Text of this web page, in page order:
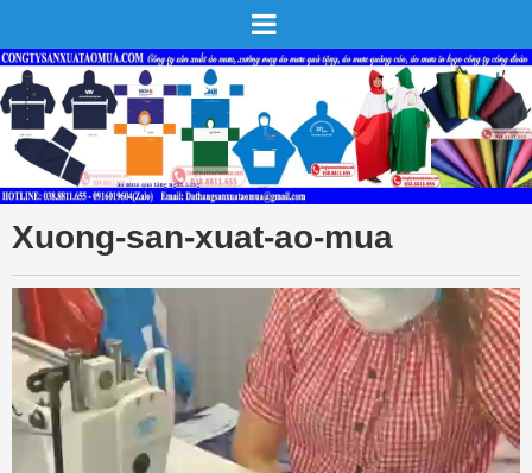
Xuong-san-xuat-ao-mua
Trình
chơi
Video